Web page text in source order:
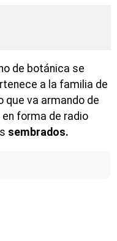
de botánica se
a la familia de
que va armando de
forma de radio
sembrados.